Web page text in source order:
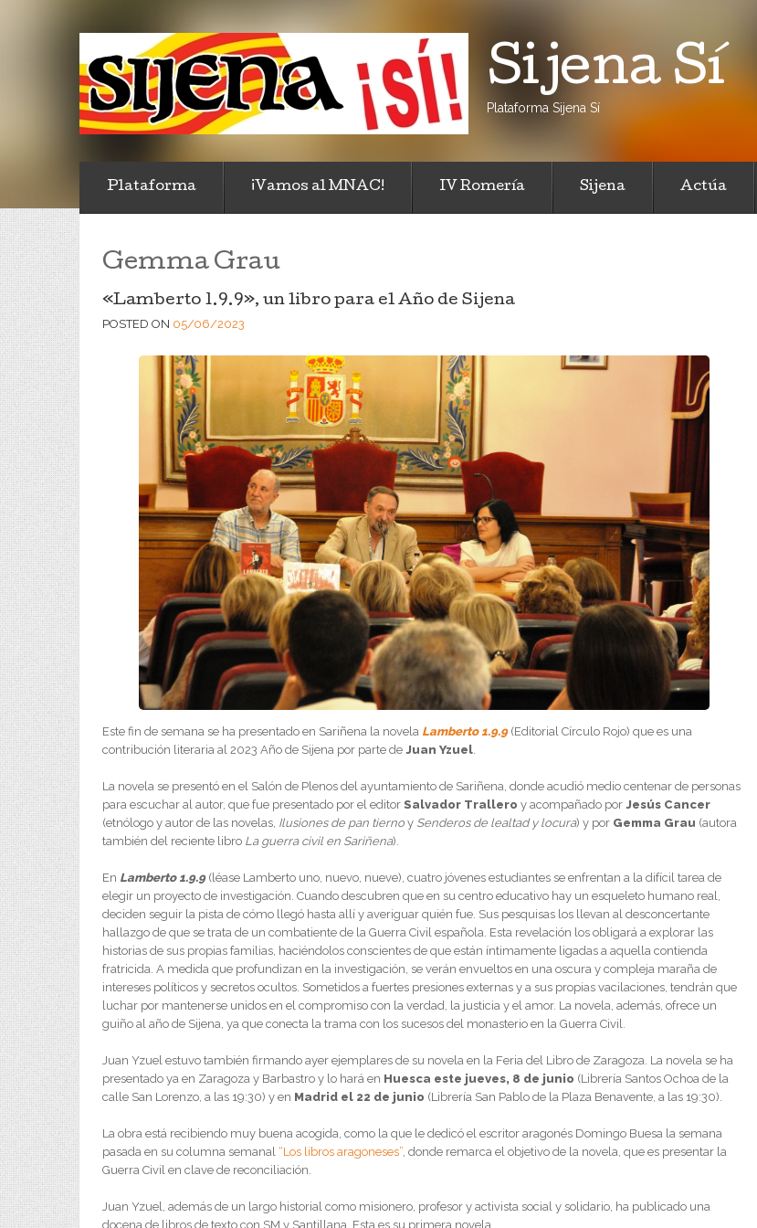
Sijena Sí
Plataforma Sijena Sí
Plataforma ¡Vamos al MNAC! IV Romería Sijena Actúa
Gemma Grau
«Lamberto 1.9.9», un libro para el Año de Sijena
POSTED ON 05/06/2023
Este fin de semana se ha presentado en Sariñena la novela Lamberto 1.9.9(Editorial Círculo Rojo) que es una
contribución literaria al 2023 Año de Sijena por parte de Juan Yzuel.
La novela se presentó en el Salón de Plenos del ayuntamiento de Sariñena, donde acudió medio centenar de personas
para escuchar al autor, que fue presentado por el editor Salvador Trallero y acompañado por Jesús Cancer
(etnólogo y autor de las novelas, Ilusiones de pan tiernoy Senderos de lealtad y locura) y por Gemma Grau (autora
también del reciente libro La guerra civil en Sariñena).
En Lamberto 1.9.9(léase Lamberto uno, nuevo, nueve), cuatro jóvenes estudiantes se enfrentan a la difícil tarea de
elegir un proyecto de investigación. Cuando descubren que en su centro educativo hay un esqueleto humano real,
deciden seguir la pista de cómo llegó hasta allí y averiguar quién fue. Sus pesquisas los llevan al desconcertante
hallazgo de que se trata de un combatiente de la Guerra Civil española. Esta revelación los obligará a explorar las
historias de sus propias familias, haciéndolos conscientes de que están íntimamente ligadas a aquella contienda
fratricida. A medida que profundizan en la investigación, se verán envueltos en una oscura y compleja maraña de
intereses políticos y secretos ocultos. Sometidos a fuertes presiones externas y a sus propias vacilaciones, tendrán que
luchar por mantenerse unidos en el compromiso con la verdad, la justicia y el amor. La novela, además, ofrece un
guiño al año de Sijena, ya que conecta la trama con los sucesos del monasterio en la Guerra Civil.
Juan Yzuel estuvo también firmando ayer ejemplares de su novela en la Feria del Libro de Zaragoza. La novela se ha
presentado ya en Zaragoza y Barbastro y lo hará en Huesca este jueves, 8 de junio (Librería Santos Ochoa de la
calle San Lorenzo, a las 19:30) y en Madrid el 22 de junio (Librería San Pablo de la Plaza Benavente, a las 19:30).
La obra está recibiendo muy buena acogida, como la que le dedicó el escritor aragonés Domingo Buesa la semana
pasada en su columna semanal “Los libros aragoneses”, donde remarca el objetivo de la novela, que es presentar la
Guerra Civil en clave de reconciliación.
Juan Yzuel, además de un largo historial como misionero, profesor y activista social y solidario, ha publicado una
docena de libros de texto con SM y Santillana. Esta es su primera novela.